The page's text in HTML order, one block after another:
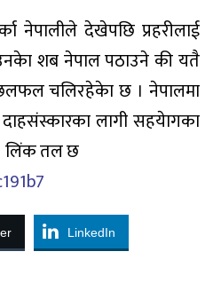
नेपालीले देखेपछि प्रहरीलाई
शब नेपाल पठाउने की यतै
छलफल चलिरहेकेा छ । नेपालमा
लागी सहयेागका
लिंक तल छ
LinkedIn